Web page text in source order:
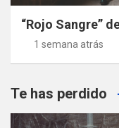
“Rojo Sangre”
1 semana atrás
Te has perdido